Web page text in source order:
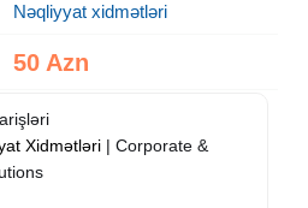
Nəqliyyat xidmətləri
50 Azn
Xidmətləri | Corporate &